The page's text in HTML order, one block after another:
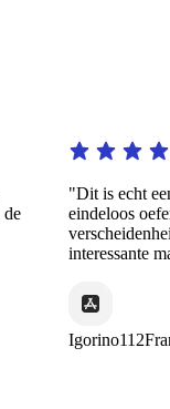
"Dit is echt een
eindeloos
verscheidenheid
interessante
Igorino112France